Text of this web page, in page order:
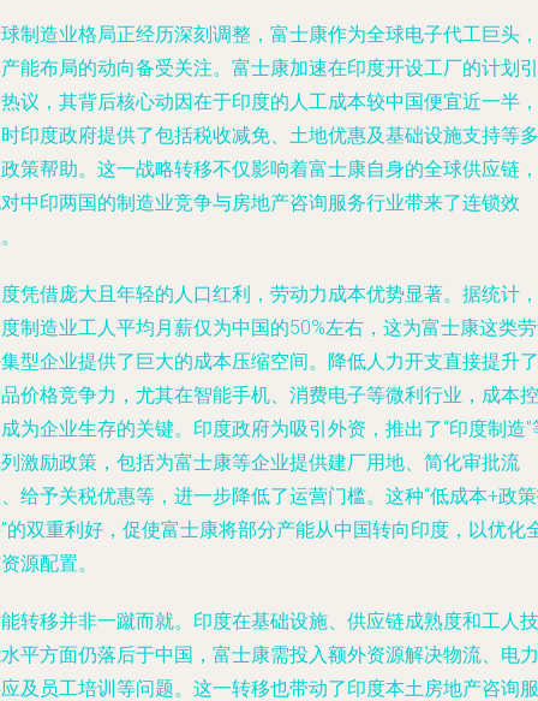
制造业格局正经历深刻调整，富士康作为全球电子代工巨头，
能布局的动向备受关注。富士康加速在印度开设工厂的计划引
议，其背后核心动因在于印度的人工成本较中国便宜近一半，
印度政府提供了包括税收减免、土地优惠及基础设施支持等多
策帮助。这一战略转移不仅影响着富士康自身的全球供应链，
中印两国的制造业竞争与房地产咨询服务行业带来了连锁效
凭借庞大且年轻的人口红利，劳动力成本优势显著。据统计，
制造业工人平均月薪仅为中国的50%左右，这为富士康这类
型企业提供了巨大的成本压缩空间。降低人力开支直接提升了
价格竞争力，尤其在智能手机、消费电子等微利行业，成本控
为企业生存的关键。印度政府为吸引外资，推出了“印度制造”
激励政策，包括为富士康等企业提供建厂用地、简化审批流
给予关税优惠等，进一步降低了运营门槛。这种“低成本+政
的双重利好，促使富士康将部分产能从中国转向印度，以优化
源配置。
转移并非一蹴而就。印度在基础设施、供应链成熟度和工人技
平方面仍落后于中国，富士康需投入额外资源解决物流、电力
及员工培训等问题。这一转移也带动了印度本土房地产咨询服